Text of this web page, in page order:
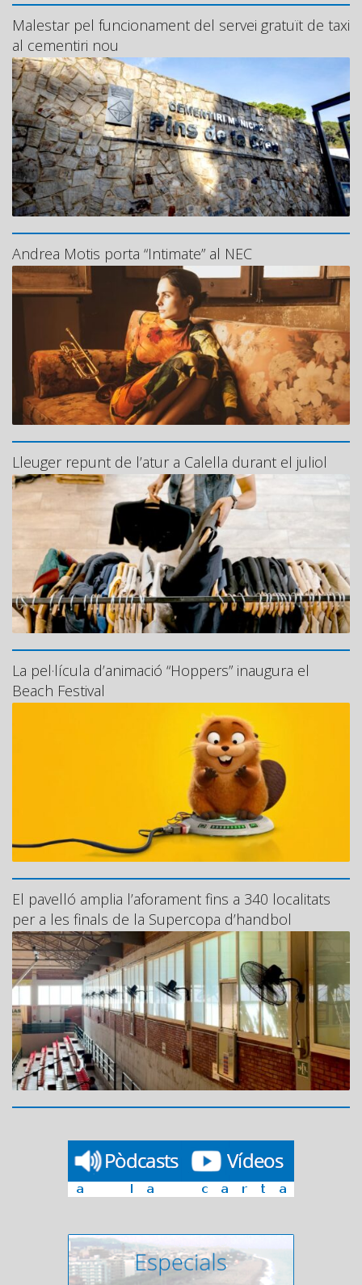
Malestar pel funcionament del servei gratuït de taxi
al cementiri nou
Andrea Motis porta “Intimate” al NEC
Lleuger repunt de l’atur a Calella durant el juliol
La pel·lícula d’animació “Hoppers” inaugura el
Beach Festival
El pavelló amplia l’aforament fins a 340 localitats
per a les finals de la Supercopa d’handbol